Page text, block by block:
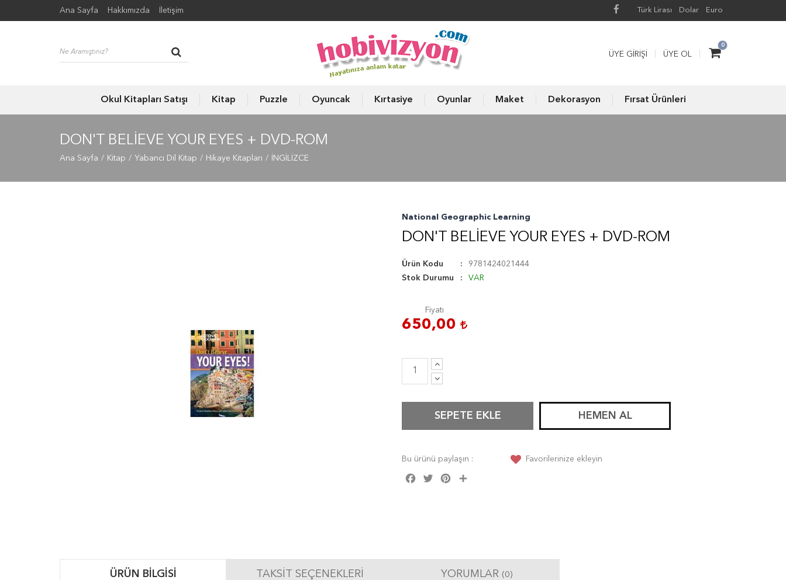
Ana Sayfa Hakkımızda İletişim Türk Lirası Dolar Euro
0
ÜYE GIRIŞI ÜYE OL
Okul Kitapları Satışı Kitap Puzzle Oyuncak Kırtasiye Oyunlar Maket Dekorasyon Fırsat Ürünleri
DON'T BELIEVE YOUR EYES + DVD-ROM
Ana Sayfa Kitap Yabancı Dil Kitap Hikaye Kitapları İNGİLİZCE
National Geographic Learning
DON'T BELIEVE YOUR EYES + DVD-ROM
Ürün Kodu
9781424021444
Stok Durumu
VAR
Fiyatı
650,00
SEPETE EKLE HEMEN AL
Bu ürünü paylaşın :
Facebook
Twitter Pinterest
Favorilerinize ekleyin
ÜRÜN BILGISI TAKSIT SEÇENEKLERI YORUMLAR (0)